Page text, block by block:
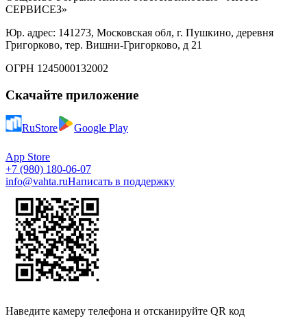
СЕРВИСЕЗ»
Юр. адрес: 141273, Московская обл, г. Пушкино, деревня
Григорково, тер. Вишни-Григорково, д 21
ОГРН 1245000132002
Скачайте приложение
RuStore Google Play
App Store
+7 (980) 180-06-07
info@vahta.ruНаписать в поддержку
Наведите камеру телефона и отсканируйте QR код